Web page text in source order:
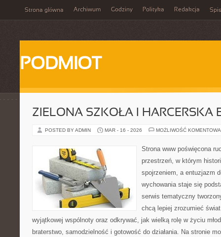
Strona główna Archiwum Godziny Polityka Redakcja
PODMIOT
ZIELONA SZKOŁA I HARCERSKA
POSTED BY ADMIN MAR - 16 - 2026 MOŻLIWOŚĆ
Strona www poświęcona
przestrzeń, w którym
spojrzeniem, a entuzjazm
wychowania staje się
serwis tematyczny
chcą lepiej zrozumieć
wyjątkowej wspólnoty oraz odkrywać, jak wielką rolę w życiu
braterstwo, samodzielność i gotowość do działania. Na stronie